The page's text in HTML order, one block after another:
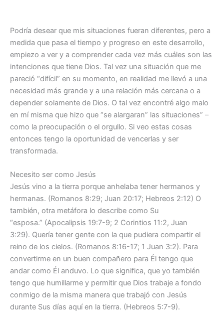
Podría desear que mis situaciones fueran diferentes, pero a
medida que pasa el tiempo y progreso en este desarrollo,
empiezo a ver y a comprender cada vez más cuáles son las
intenciones que tiene Dios. Tal vez una situación que me
pareció “difícil” en su momento, en realidad me llevó a una
necesidad más grande y a una relación más cercana o a
depender solamente de Dios. O tal vez encontré algo malo
en mí misma que hizo que “se alargaran” las situaciones” –
como la preocupación o el orgullo. Si veo estas cosas
entonces tengo la oportunidad de vencerlas y ser
transformada.
Necesito ser como Jesús
Jesús vino a la tierra porque anhelaba tener hermanos y
hermanas. (Romanos 8:29; Juan 20:17; Hebreos 2:12) O
también, otra metáfora lo describe como Su
“esposa.” (Apocalipsis 19:7-9; 2 Corintios 11:2, Juan
3:29). Quería tener gente con la que pudiera compartir el
reino de los cielos. (Romanos 8:16-17; 1 Juan 3:2). Para
convertirme en un buen compañero para Él tengo que
andar como Él anduvo. Lo que significa, que yo también
tengo que humillarme y permitir que Dios trabaje a fondo
conmigo de la misma manera que trabajó con Jesús
durante Sus días aquí en la tierra. (Hebreos 5:7-9).